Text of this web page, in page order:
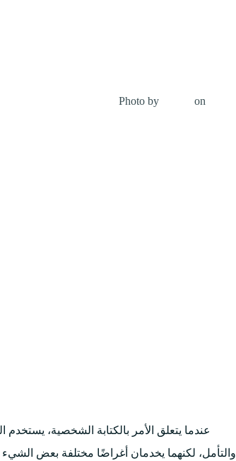
Photo by
on
عندما يتعلق الأمر بالكتابة الشخصية،
والتأمل، لكنهما يخدمان أغراضًا مختلفة بعض